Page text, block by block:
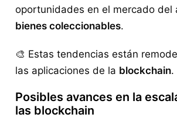
oportunidades en el mercado del
bienes coleccionables.
🎨 Estas tendencias están
las aplicaciones de la blockchain.
Posibles avances en la
las blockchain